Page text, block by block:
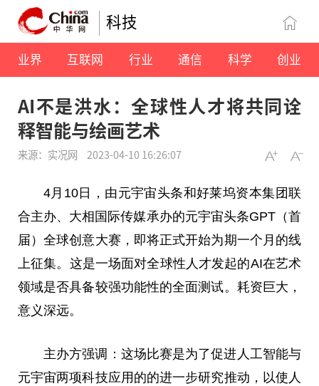
科技
业界 互联网 行业 通信 科学 创业
AI不是洪水：全球性人才将共同诠
释智能与绘画艺术
来源：实况网 2023-04-10 16:26:07
4月10日，由元宇宙头条和好莱坞资本集团联
合主办、大相国际传媒承办的元宇宙头条GPT（首
届）全球创意大赛 ，即将正式开始为期一个月的线
上征集。这是一场面对全球性 人才发起的AI在艺术
领域是否具备较强功能性的全面测试。耗资巨大，
意义深远。
主办方强调：这场比赛是为了促进人工智能与
元宇宙两项科技应用的的进一步研究推动，以使人